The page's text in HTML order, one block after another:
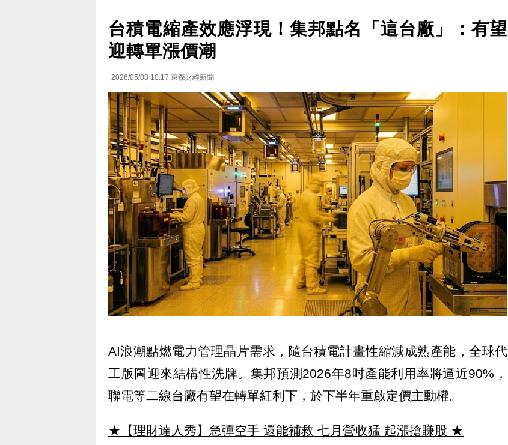
台積電縮產效應浮現！集邦點名「這台廠」：有望
迎轉單漲價潮
2026/05/08 10:17 東森財經新聞
AI浪潮點燃電力管理晶片需求，隨台積電計畫性縮減成熟產能，全球代
工版圖迎來結構性洗牌。集邦預測2026年8吋產能利用率將逼近90%，
聯電等二線台廠有望在轉單紅利下，於下半年重啟定價主動權。
★【理財達人秀】急彈空手 還能補救 七月營收猛 起漲搶賺股 ★